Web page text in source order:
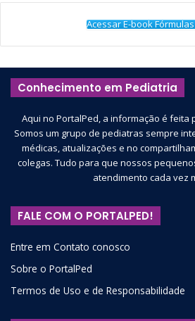
Acessar E-book
Conhecimento em Pediatria
Aqui no PortalPed, a informação é feita
Somos um grupo de pediatras sempre
médicas, atualizações e no
colegas. Tudo para que nossos
atendimento cada vez
FALE COM O PORTALPED!
Entre em Contato conosco
Sobre o PortalPed
Termos de Uso e de Responsabilidade